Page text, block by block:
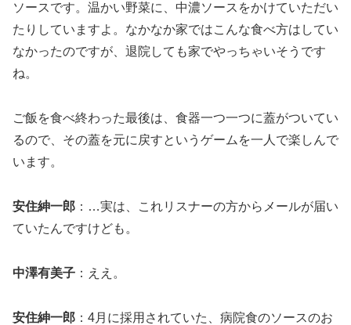
ソースです。温かい野菜に、中濃ソースをかけていただい
たりしていますよ。なかなか家ではこんな食べ方はしてい
なかったのですが、退院しても家でやっちゃいそうです
ね。
ご飯を食べ終わった最後は、食器一つ一つに蓋がついてい
るので、その蓋を元に戻すというゲームを一人で楽しんで
います。
安住紳一郎 ：…実は、これリスナーの方からメールが届い
ていたんですけども。
中澤有美子 ：ええ。
安住紳一郎 ：4月に採用されていた、病院食のソースのお